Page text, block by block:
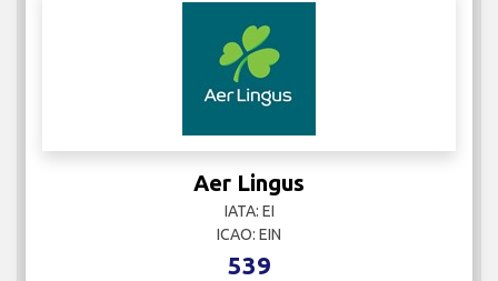
Aer Lingus
IATA: EI
ICAO: EIN
539